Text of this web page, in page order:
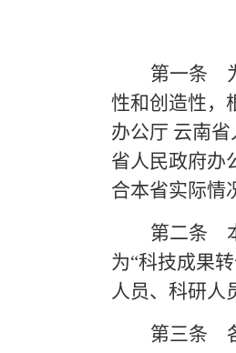
第一条
性和创造性，
办公厅 云南
省人民政府办
合本省实际情
第二条
为“科技成果
人员、科研人
第三条